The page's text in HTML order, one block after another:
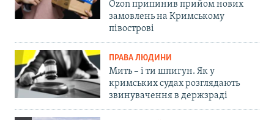
Ozon припинив прийом нових
замовлень на Кримському
півострові
ПРАВА ЛЮДИНИ
Мить – і ти шпигун. Як у
кримських судах розглядають
звинувачення в держзраді